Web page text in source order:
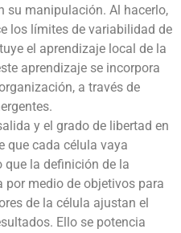
su manipulación. Al hacerlo,
los límites de variabilidad de
el aprendizaje local de la
aprendizaje se incorpora
a través de
y el grado de libertad en
que cada célula vaya
que la definición de la
por medio de objetivos para
de la célula ajustan el
Ello se potencia